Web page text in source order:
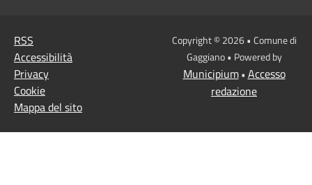
RSS
Accessibilità
Privacy
Cookie
Mappa del sito
Copyright © 2026 • Comune di
Gaggiano • Powered by
Municipium• Accesso
redazione